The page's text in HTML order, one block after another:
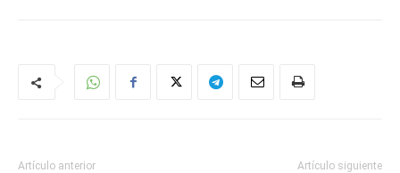
Artículo anterior Artículo siguiente